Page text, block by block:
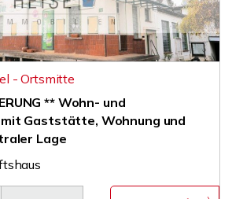
- Ortsmitte
** Wohn- und
Gaststätte, Wohnung und
Lage